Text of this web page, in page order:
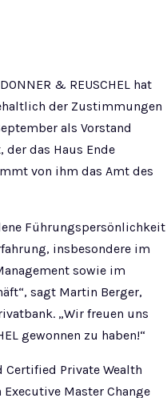
& REUSCHEL hat
der Zustimmungen
als Vorstand
das Haus Ende
von ihm das Amt des
Führungspersönlichkeit
insbesondere im
sowie im
sagt Martin Berger,
„Wir freuen uns
gewonnen zu haben!“
Certified Private Wealth
Executive Master Change